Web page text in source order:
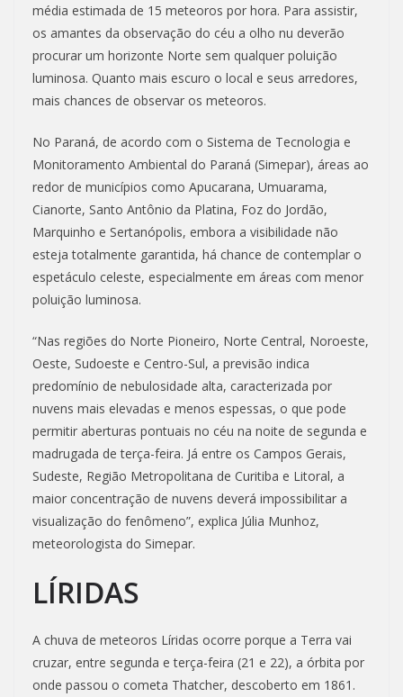
média estimada de 15 meteoros por hora. Para assistir,
os amantes da observação do céu a olho nu deverão
procurar um horizonte Norte sem qualquer poluição
luminosa. Quanto mais escuro o local e seus arredores,
mais chances de observar os meteoros.
No Paraná, de acordo com o Sistema de Tecnologia e
Monitoramento Ambiental do Paraná (Simepar), áreas ao
redor de municípios como Apucarana, Umuarama,
Cianorte, Santo Antônio da Platina, Foz do Jordão,
Marquinho e Sertanópolis, embora a visibilidade não
esteja totalmente garantida, há chance de contemplar o
espetáculo celeste, especialmente em áreas com menor
poluição luminosa.
“Nas regiões do Norte Pioneiro, Norte Central, Noroeste,
Oeste, Sudoeste e Centro-Sul, a previsão indica
predomínio de nebulosidade alta, caracterizada por
nuvens mais elevadas e menos espessas, o que pode
permitir aberturas pontuais no céu na noite de segunda e
madrugada de terça-feira. Já entre os Campos Gerais,
Sudeste, Região Metropolitana de Curitiba e Litoral, a
maior concentração de nuvens deverá impossibilitar a
visualização do fenômeno”, explica Júlia Munhoz,
meteorologista do Simepar.
LÍRIDAS
A chuva de meteoros Líridas ocorre porque a Terra vai
cruzar, entre segunda e terça-feira (21 e 22), a órbita por
onde passou o cometa Thatcher, descoberto em 1861.